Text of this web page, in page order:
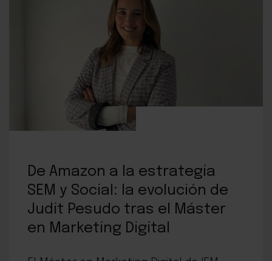
De Amazon a la estrategia
SEM y Social: la evolución de
Judit Pesudo tras el Máster
en Marketing Digital